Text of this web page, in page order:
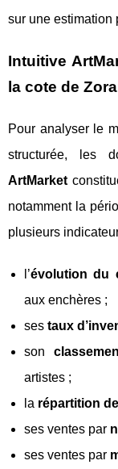
sur une estimation
Intuitive
la cote de
Pour analyser le
structurée, les
ArtMarket
notamment la
plusieurs
l’évolution du
aux enchères ;
ses taux
son
artistes ;
la répartition
ses ventes par
ses ventes par